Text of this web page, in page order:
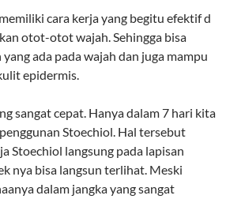
cara kerja yang begitu efektif d
otot-otot wajah. Sehingga bisa
ada pada wajah dan juga mampu
epidermis.
sangat cepat. Hanya dalam 7 hari kita
Stoechiol. Hal tersebut
Stoechiol langsung pada lapisan
nya bisa langsun terlihat. Meski
dalam jangka yang sangat